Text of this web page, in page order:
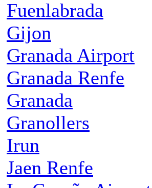
Fuenlabrada
Gijon
Granada Airport
Granada Renfe
Granada
Granollers
Irun
Jaen Renfe